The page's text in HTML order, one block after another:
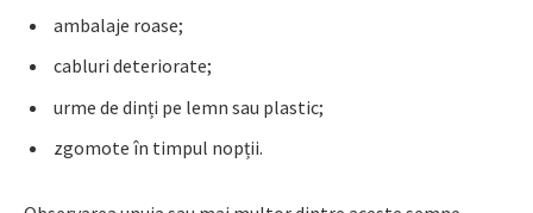
ambalaje roase;
cabluri deteriorate;
urme de dinți pe lemn sau plastic;
zgomote în timpul nopții.